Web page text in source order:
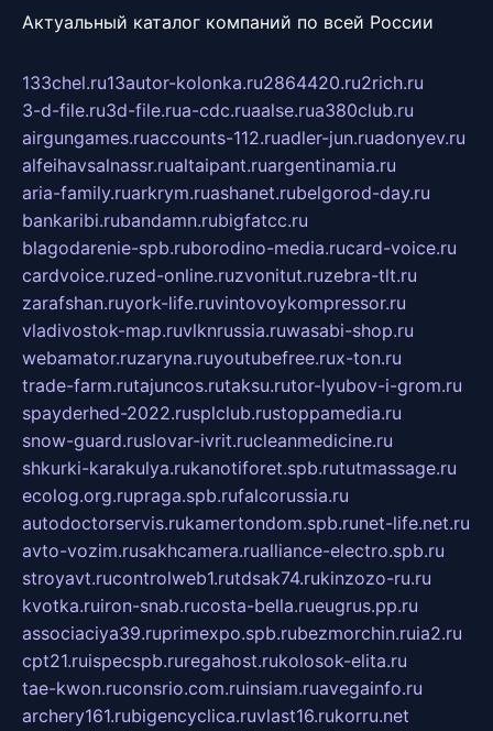
Актуальный каталог компаний по всей России
133chel.ru13autor-kolonka.ru2864420.ru2rich.ru
3-d-file.ru3d-file.rua-cdc.ruaalse.rua380club.ru
airgungames.ruaccounts-112.ruadler-jun.ruadonyev.ru
alfeihavsalnassr.rualtaipant.ruargentinamia.ru
aria-family.ruarkrym.ruashanet.rubelgorod-day.ru
bankaribi.rubandamn.rubigfatcc.ru
blagodarenie-spb.ruborodino-media.rucard-voice.ru
cardvoice.ruzed-online.ruzvonitut.ruzebra-tlt.ru
zarafshan.ruyork-life.ruvintovoykompressor.ru
vladivostok-map.ruvlknrussia.ruwasabi-shop.ru
webamator.ruzaryna.ruyoutubefree.rux-ton.ru
trade-farm.rutajuncos.rutaksu.rutor-lyubov-i-grom.ru
spayderhed-2022.rusplclub.rustoppamedia.ru
snow-guard.ruslovar-ivrit.rucleanmedicine.ru
shkurki-karakulya.rukanotiforet.spb.rututmassage.ru
ecolog.org.rupraga.spb.rufalcorussia.ru
autodoctorservis.rukamertondom.spb.runet-life.net.ru
avto-vozim.rusakhcamera.rualliance-electro.spb.ru
stroyavt.rucontrolweb1.rutdsak74.rukinzozo-ru.ru
kvotka.ruiron-snab.rucosta-bella.rueugrus.pp.ru
associaciya39.ruprimexpo.spb.rubezmorchin.ruia2.ru
cpt21.ruispecspb.ruregahost.rukolosok-elita.ru
tae-kwon.ruconsrio.com.ruinsiam.ruavegainfo.ru
archery161.rubigencyclica.ruvlast16.rukorru.net